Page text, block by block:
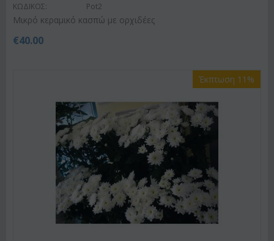
ΚΩΔΙΚΟΣ: Pot2
Mικρό κεραμικό κασπώ με ορχιδέες
€40.00
Έκπτωση 11%